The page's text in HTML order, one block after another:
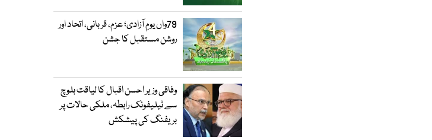
79واں یومِ آزادی؛ عزم، قربانی، اتحاد اور
روشن مستقبل کا جشن
وفاقی وزیر احسن اقبال کا لیاقت بلوچ
سے ٹیلیفونک رابطہ، ملکی حالات پر
بریفنگ کی پیشکش